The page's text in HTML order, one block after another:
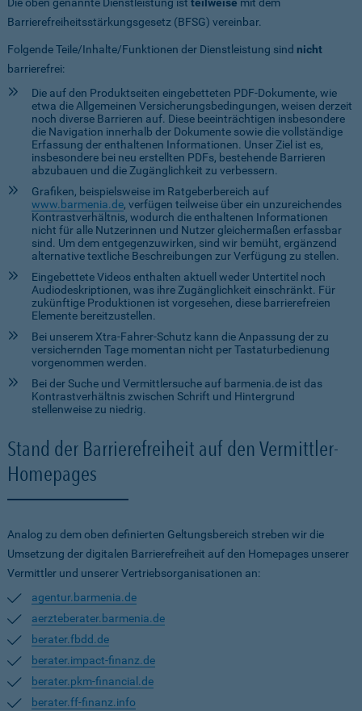
Barrierefreiheitsstärkungsgesetz (BFSG) vereinbar.
Folgende Teile/Inhalte/Funktionen der Dienstleistung sind nicht
barrierefrei:
Die auf den Produktseiten eingebetteten PDF-Dokumente, wie
etwa die Allgemeinen Versicherungsbedingungen, weisen derzeit
noch diverse Barrieren auf. Diese beeinträchtigen insbesondere
die Navigation innerhalb der Dokumente sowie die vollständige
Erfassung der enthaltenen Informationen. Unser Ziel ist es,
insbesondere bei neu erstellten PDFs, bestehende Barrieren
abzubauen und die Zugänglichkeit zu verbessern.
Grafiken, beispielsweise im Ratgeberbereich auf
www.barmenia.de, verfügen teilweise über ein unzureichendes
Kontrastverhältnis, wodurch die enthaltenen Informationen
nicht für alle Nutzerinnen und Nutzer gleichermaßen erfassbar
sind. Um dem entgegenzuwirken, sind wir bemüht, ergänzend
alternative textliche Beschreibungen zur Verfügung zu stellen.
Eingebettete Videos enthalten aktuell weder Untertitel noch
Audiodeskriptionen, was ihre Zugänglichkeit einschränkt. Für
zukünftige Produktionen ist vorgesehen, diese barrierefreien
Elemente bereitzustellen.
Bei unserem Xtra-Fahrer-Schutz kann die Anpassung der zu
versichernden Tage momentan nicht per Tastaturbedienung
vorgenommen werden.
Bei der Suche und Vermittlersuche auf barmenia.de ist das
Kontrastverhältnis zwischen Schrift und Hintergrund
stellenweise zu niedrig.
Stand der Barrierefreiheit auf den Vermittler-
Homepages
Analog zu dem oben definierten Geltungsbereich streben wir die
Umsetzung der digitalen Barrierefreiheit auf den Homepages unserer
Vermittler und unserer Vertriebsorganisationen an:
agentur.barmenia.de
aerzteberater.barmenia.de
berater.fbdd.de
berater.impact-finanz.de
berater.pkm-financial.de
berater.ff-finanz.info